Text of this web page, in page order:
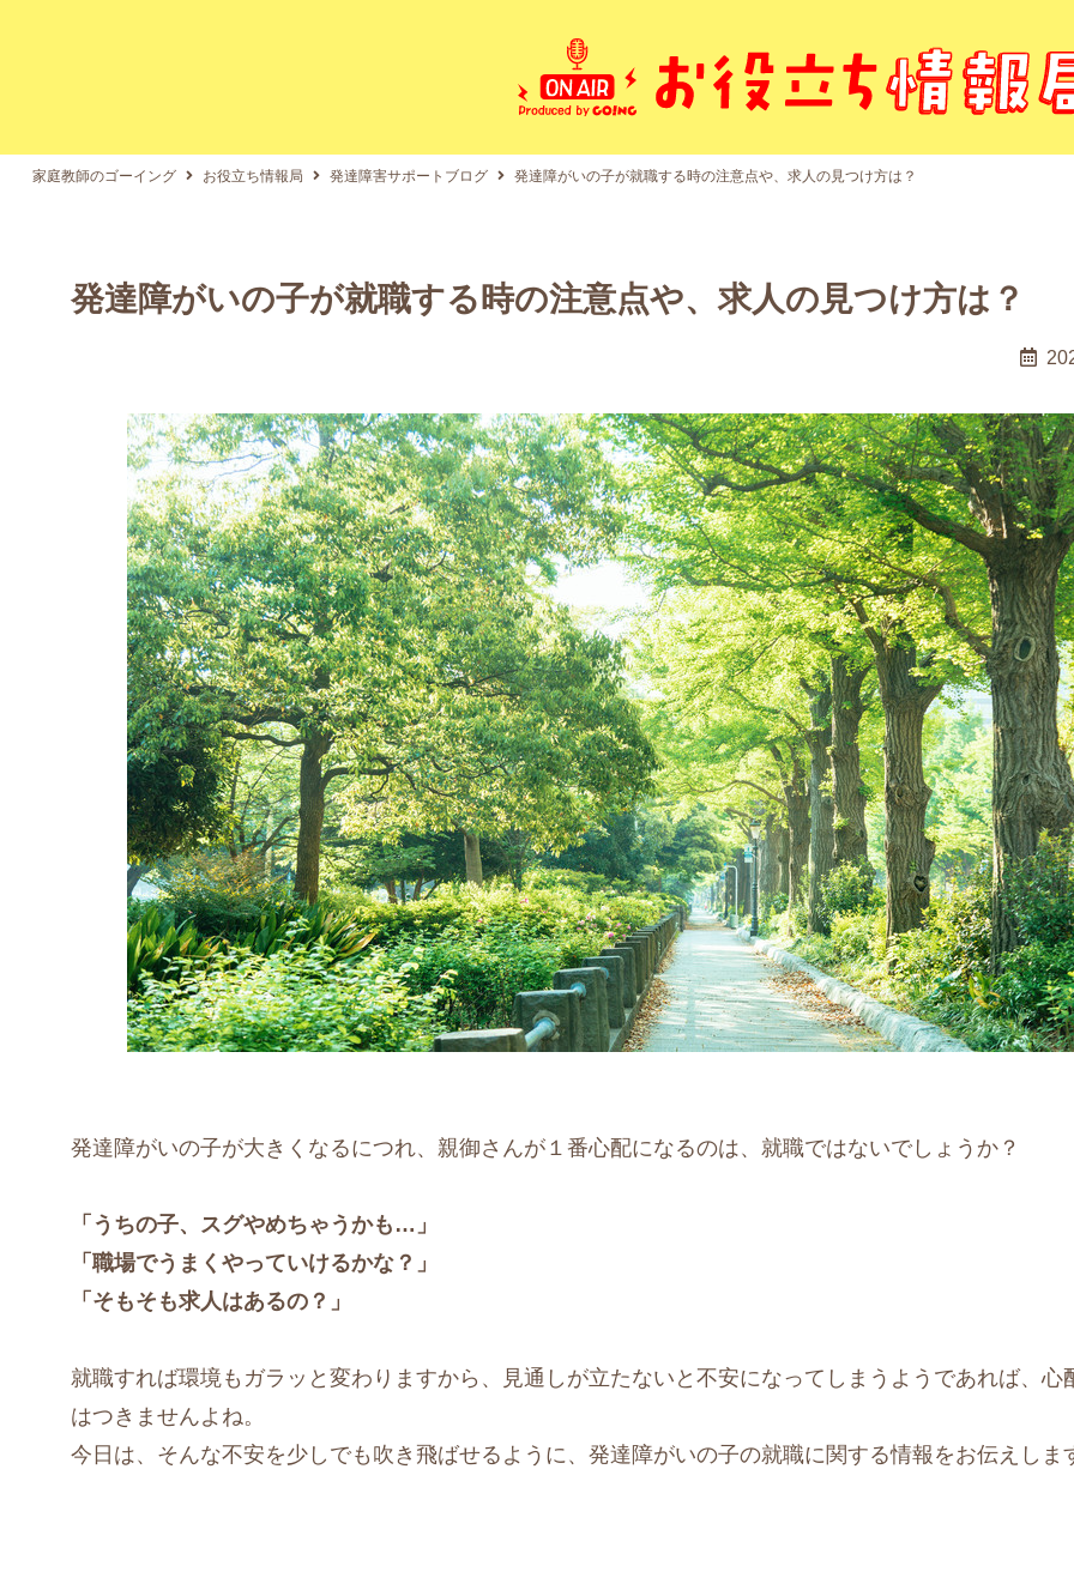
家庭教師のゴーイング お役立ち情報局 発達障害サポートブログ 発達障がいの子が就職する時の注意点や、求人の見つけ方は？
発達障がいの子が就職する時の注意点や、求人の見つけ方は？
発達障がいの子が大きくなるにつれ、親御さんが１番心配になるのは、就職ではないでしょうか？
「うちの子、スグやめちゃうかも…」
「職場でうまくやっていけるかな？」
「そもそも求人はあるの？」
就職すれば環境もガラッと変わりますから、見通しが立たないと不安になってしまうようであれば、心
はつきませんよね。
今日は、そんな不安を少しでも吹き飛ばせるように、発達障がいの子の就職に関する情報をお伝えしま